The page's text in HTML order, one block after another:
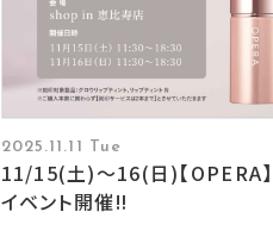
2025.11.11 Tue
11/15(土)〜16(日)【OPERA
イベント開催‼︎